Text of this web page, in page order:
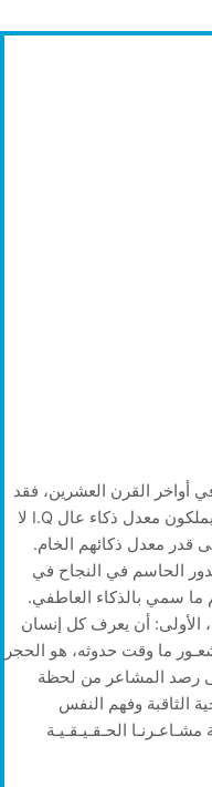
أواخر القرن العشرين، فقد
اكتشف علماء النفس أن الكثير من الذين يملكون معدل ذكاء عال I.Q لا
قدر معدل ذكائهم الخام.
الحاسم في النجاح في
ما سمي بالذكاء العاطفي.
الأولى: أن يعرف كل إنسان
ما وقت حدوثه، هو الحجر
رصد المشاعر من لحظة
الثاقبة وفهم النفس
الحـقـيـقـيـة